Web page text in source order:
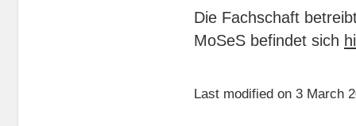
Die Fachschaft
MoSeS befindet sich
Last modified on 3 March